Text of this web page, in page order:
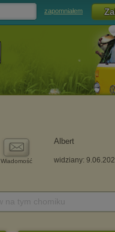
zapomniałem
Wiadomość
Albert
widziany: